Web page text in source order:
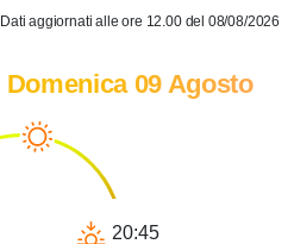
Dati aggiornati alle ore 12.00 del 08/08/2026
Domenica 09 Agosto
20:45